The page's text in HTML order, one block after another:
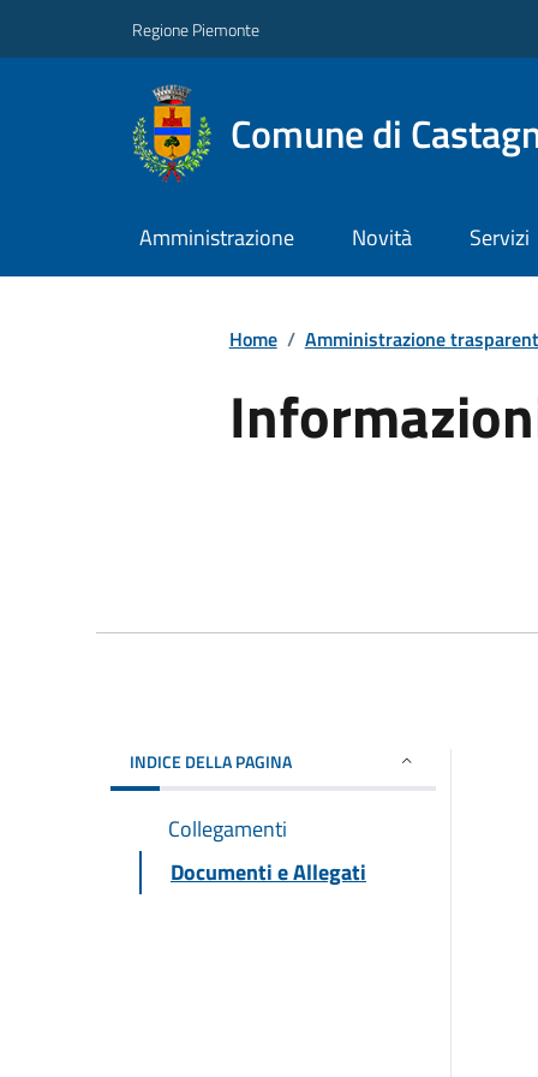
Regione Piemonte
Comune di
Amministrazione Novità Servizi
Home / Amministrazione
INDICE DELLA PAGINA
Collegamenti
Documenti e Allegati